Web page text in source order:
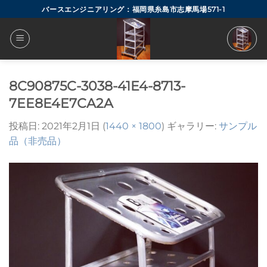
to
content
バースエンジニアリング：福岡県糸島市志摩馬場571-1
8C90875C-3038-41E4-8713-
7EE8E4E7CA2A
投稿日: 2021年2月1日 (1440 × 1800) ギャラリー: サンプル
品（非売品）